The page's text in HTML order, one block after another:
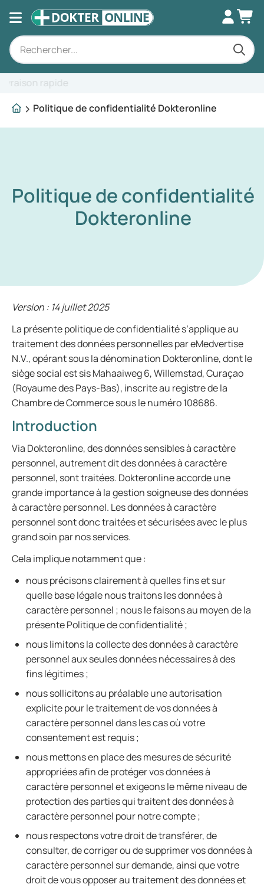
Politique de confidentialité Dokteronline
Politique de confidentialité
Dokteronline
Version : 14 juillet 2025
La présente politique de confidentialité s’applique au
traitement des données personnelles par eMedvertise
N.V., opérant sous la dénomination Dokteronline, dont le
siège social est sis Mahaaiweg 6, Willemstad, Curaçao
(Royaume des Pays-Bas), inscrite au registre de la
Chambre de Commerce sous le numéro 108686.
Introduction
Via Dokteronline, des données sensibles à caractère
personnel, autrement dit des données à caractère
personnel, sont traitées. Dokteronline accorde une
grande importance à la gestion soigneuse des données
à caractère personnel. Les données à caractère
personnel sont donc traitées et sécurisées avec le plus
grand soin par nos services.
Cela implique notamment que :
nous précisons clairement à quelles fins et sur
quelle base légale nous traitons les données à
caractère personnel ; nous le faisons au moyen de la
présente Politique de confidentialité ;
nous limitons la collecte des données à caractère
personnel aux seules données nécessaires à des
fins légitimes ;
nous sollicitons au préalable une autorisation
explicite pour le traitement de vos données à
caractère personnel dans les cas où votre
consentement est requis ;
nous mettons en place des mesures de sécurité
appropriées afin de protéger vos données à
caractère personnel et exigeons le même niveau de
protection des parties qui traitent des données à
caractère personnel pour notre compte ;
nous respectons votre droit de transférer, de
consulter, de corriger ou de supprimer vos données à
caractère personnel sur demande, ainsi que votre
droit de vous opposer au traitement des données et